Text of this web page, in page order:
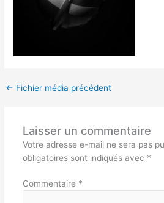
← Fichier média précédent
Laisser un commentaire
Votre adresse e-mail ne sera pas
obligatoires sont indiqués avec *
Commentaire *